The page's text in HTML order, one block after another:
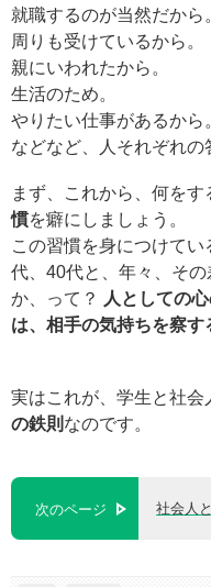
就職するのが当然だから
周りも受けているから。
親にいわれたから。
生活のため。
やりたい仕事があるから
などなど、人それぞれの
まず、これから、何をす
慣を癖にしましょう。
この習慣を身につけて
代、40代と、年々、そ
か、って？
人としての
は、相手の気持ちを察す
実はこれが、学生と社会
の鉄則 なのです。
次のページ 社会人